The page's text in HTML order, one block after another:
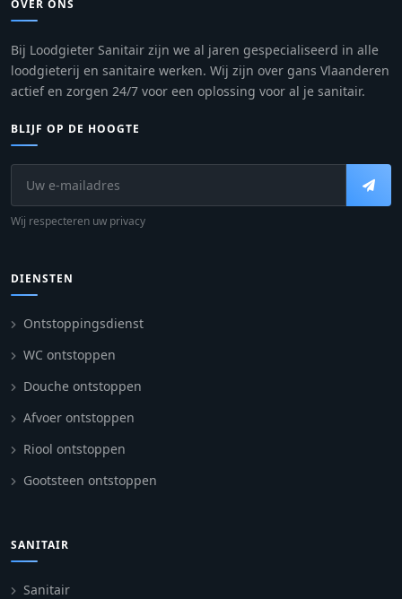
OVER ONS
Bij Loodgieter Sanitair zijn we al jaren gespecialiseerd in alle
loodgieterij en sanitaire werken. Wij zijn over gans Vlaanderen
actief en zorgen 24/7 voor een oplossing voor al je sanitair.
BLIJF OP DE HOOGTE
Wij respecteren uw privacy
DIENSTEN
Ontstoppingsdienst
WC ontstoppen
Douche ontstoppen
Afvoer ontstoppen
Riool ontstoppen
Gootsteen ontstoppen
SANITAIR
Sanitair